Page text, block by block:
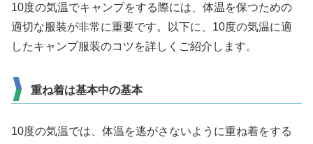
10度の気温でキャンプをする際には、体温を保つための
適切な服装が非常に重要です。以下に、10度の気温に適
したキャンプ服装のコツを詳しくご紹介します。
重ね着は基本中の基本
10度の気温では、体温を逃がさないように重ね着をする